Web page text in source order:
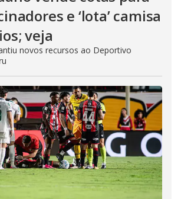
e ‘lota’ camisa
veja
novos recursos ao Deportivo